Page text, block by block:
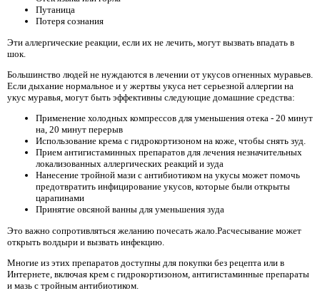
Путаница
Потеря сознания
Эти аллергические реакции, если их не лечить, могут вызвать впадать в
шок.
Большинство людей не нуждаются в лечении от укусов огненных муравьев.
Если дыхание нормальное и у жертвы укуса нет серьезной аллергии на
укус муравья, могут быть эффективны следующие домашние средства:
Применение холодных компрессов для уменьшения отека - 20 минут
на, 20 минут перерыв
Использование крема с гидрокортизоном на коже, чтобы снять зуд.
Прием антигистаминных препаратов для лечения незначительных
локализованных аллергических реакций и зуда
Нанесение тройной мази с антибиотиком на укусы может помочь
предотвратить инфицирование укусов, которые были открыты
царапинами
Принятие овсяной ванны для уменьшения зуда
Это важно сопротивляться желанию почесать жало.Расчесывание может
открыть волдыри и вызвать инфекцию.
Многие из этих препаратов доступны для покупки без рецепта или в
Интернете, включая крем с гидрокортизоном, антигистаминные препараты
и мазь с тройным антибиотиком.